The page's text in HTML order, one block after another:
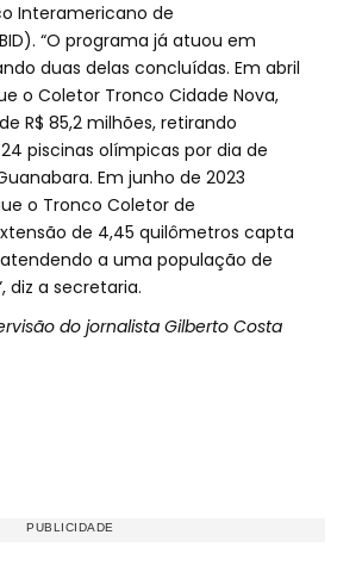
Interamericano de
“O programa já atuou em
duas delas concluídas. Em abril
o Coletor Tronco Cidade Nova,
R$ 85,2 milhões, retirando
piscinas olímpicas por dia de
Em junho de 2023
o Tronco Coletor de
de 4,45 quilômetros capta
atendendo a uma população de
diz a secretaria.
do jornalista Gilberto Costa